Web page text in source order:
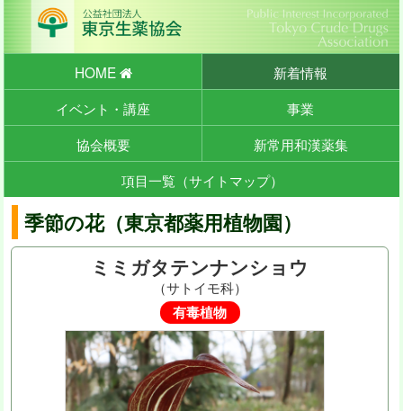
HOME
新着情報
イベント・講座
事業
協会概要
新常用和漢薬集
項目一覧（サイトマップ）
季節の花（東京都薬用植物園）
ミミガタテンナンショウ
（サトイモ科）
有毒植物